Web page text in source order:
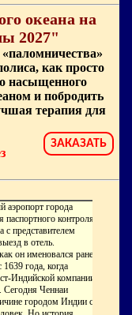
океана на
2027"
как просто
насыщенного
и побродить
терапия для
ЗАКАЗАТЬ
аэропорт города
контроля
с представителем
в отель.
он именовался ранее,
года, когда
Индийской компании
Сегодня Ченнаи
городом Индии с